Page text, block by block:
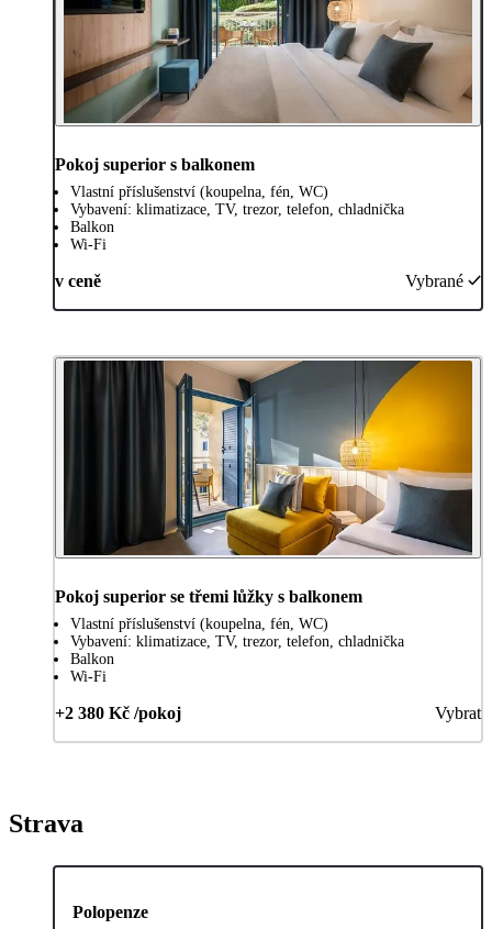
Pokoj superior s balkonem
Vlastní příslušenství (koupelna, fén, WC)
Vybavení: klimatizace, TV, trezor, telefon, chladnička
Balkon
Wi-Fi
v ceně Vybrané
Pokoj superior se třemi lůžky s balkonem
Vlastní příslušenství (koupelna, fén, WC)
Vybavení: klimatizace, TV, trezor, telefon, chladnička
Balkon
Wi-Fi
+2 380 Kč /pokoj Vybrat
Strava
Polopenze